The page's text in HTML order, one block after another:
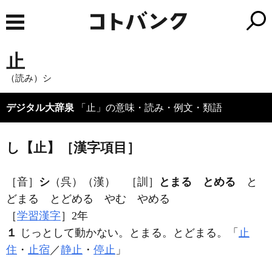
止
（読み）シ
デジタル大辞泉 「止」の意味・読み・例文・類語
し【止】［漢字項目］
［音］ シ （呉）（漢） ［訓］ とまる とめる と
どまる とどめる やむ やめる
［学習漢字］2年
１
じっとして動かない。とまる。とどまる。「 止
住 ・ 止宿 ／静止 ・ 停止 」